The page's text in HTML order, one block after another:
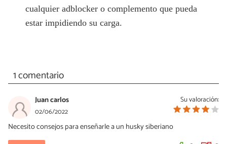
cualquier adblocker o complemento que pueda
estar impidiendo su carga.
1 comentario
Su valoración:
Juan carlos
02/06/2022
Necesito consejos para enseñarle a un husky siberiano